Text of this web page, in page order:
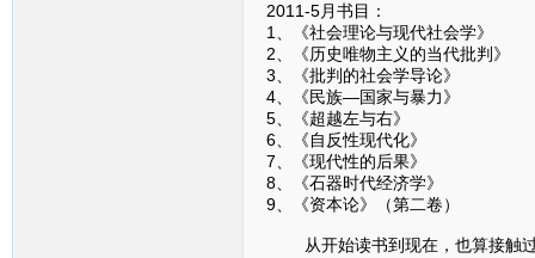
2011-5月书目：
1、《社会理论与现代社会
2、《历史唯物主义的当代
3、《批判的社会学导论
4、《民族—国家与暴力
5、《超越左与右》
6、《自反性现代化》
7、《现代性的后果》
8、《石器时代经济学
9、《资本论》（第二
从开始读书到现在，也算接触过